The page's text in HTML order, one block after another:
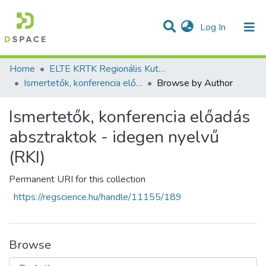
Log In (current)
Communities & Collections
All of DSpace
Home
ELTE KRTK Regionális Kutatások Intézete
Ismertetők, konferencia előadás absztraktok - idegen nyelvű (RKI)
Browse by Author
Ismertetők, konferencia előadás
absztraktok - idegen nyelvű
(RKI)
Permanent URI for this collection
https://regscience.hu/handle/11155/189
Browse